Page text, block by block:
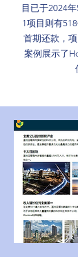
目已于2024
1项目则有
首期还款，
案例展示了